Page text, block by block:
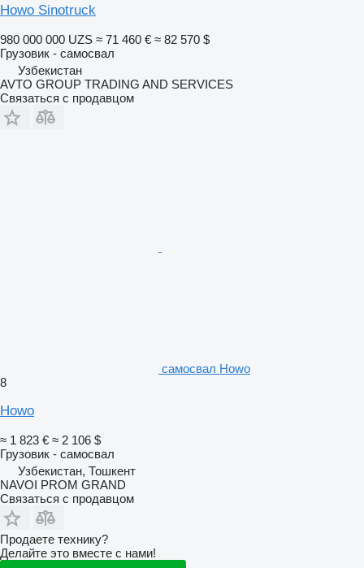
Howo Sinotruck
980 000 000 UZS ≈ 71 460 € ≈ 82 570 $
Грузовик - самосвал
Узбекистан
AVTO GROUP TRADING AND SERVICES
Связаться с продавцом
самосвал Howo
8
Howo
≈ 1 823 € ≈ 2 106 $
Грузовик - самосвал
Узбекистан, Тошкент
NAVOI PROM GRAND
Связаться с продавцом
Продаете технику?
Делайте это вместе с нами!